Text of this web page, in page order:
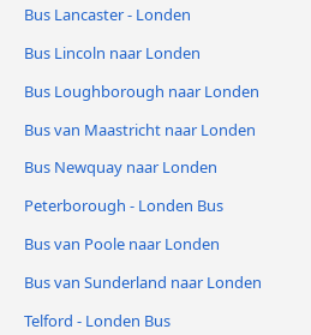
Bus Lancaster - Londen
Bus Lincoln naar Londen
Bus Loughborough naar Londen
Bus van Maastricht naar Londen
Bus Newquay naar Londen
Peterborough - Londen Bus
Bus van Poole naar Londen
Bus van Sunderland naar Londen
Telford - Londen Bus